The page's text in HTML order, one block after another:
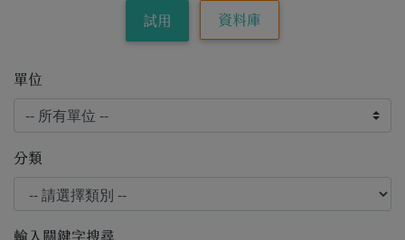
試用 資料庫
單位
分類
輸入關鍵字搜尋